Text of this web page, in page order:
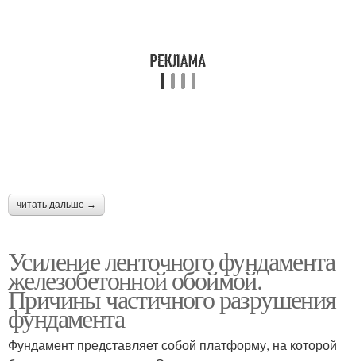
читать дальше →
Усиление ленточного фундамента
железобетонной обоймой.
Причины частичного разрушения
фундамента
Фундамент представляет собой платформу, на которой